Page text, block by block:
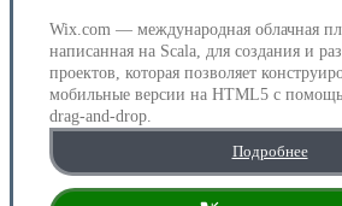
Wix.com — международная облачная
написанная на Scala, для создания и
проектов, которая позволяет
мобильные версии на HTML5 c
drag-and-drop.
Подробнее